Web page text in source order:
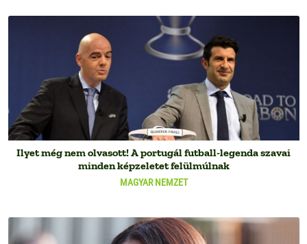
MAGYAR NEMZET
Ilyet még nem olvasott! A portugál futball-legenda szavai
minden képzeletet felülmúlnak